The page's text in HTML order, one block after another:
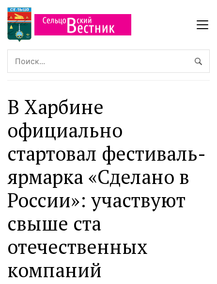
В Харбине
официально
стартовал фестиваль-
ярмарка «Сделано в
России»: участвуют
свыше ста
отечественных
компаний